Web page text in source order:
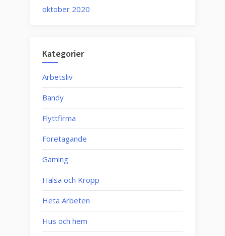
oktober 2020
Kategorier
Arbetsliv
Bandy
Flyttfirma
Företagande
Gaming
Hälsa och Kropp
Heta Arbeten
Hus och hem